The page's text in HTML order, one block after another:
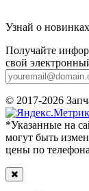
Узнай о
Получайте
свой
© 2017-2026
*Указанные на
могут быть
цены по